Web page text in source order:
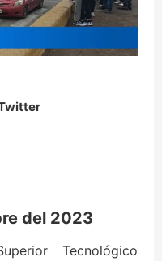
del 2023
Tecnológico